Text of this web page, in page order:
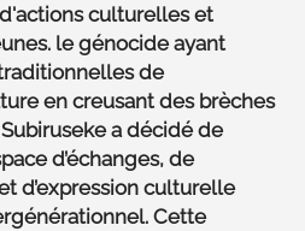
culturelles et
le génocide ayant
de
en creusant des brèches
a décidé de
d’échanges, de
d’expression culturelle
Cette